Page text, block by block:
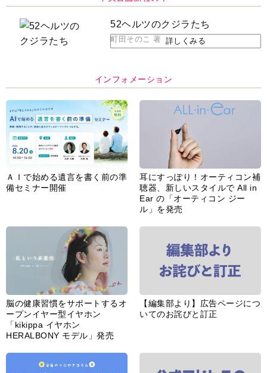
町田そのこ 著
インフォメーション
ＡＩで始める遺言を書く前の準
備セミナー開催
耳にすっぽり！オーティコン補
聴器、新しいスタイルで All in
Ear の「オーティコン ジー
ル」を発売
脳の健康習慣をサポートするオ
ープンイヤー型イヤホン
「kikippa イヤホン
HERALBONY モデル」発売
【編集部より】広告ページにつ